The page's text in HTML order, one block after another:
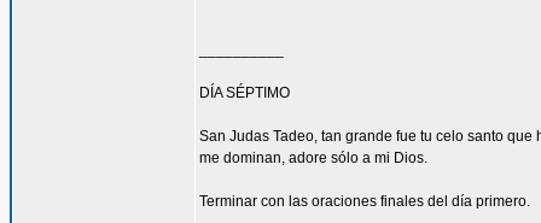
DÍA SÉPTIMO
San Judas Tadeo, tan grande fue tu celo santo
me dominan, adore sólo a mi Dios.
Terminar con las oraciones finales del día primero.